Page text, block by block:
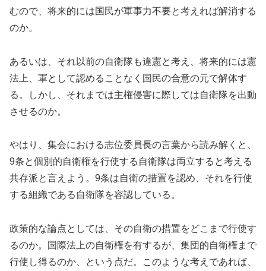
むので、将来的には国民が軍事力不要と考えれば解消する
のか。
あるいは、それ以前の自衛隊も違憲と考え、将来的には憲
法上、軍として認めることなく国民の合意の元で解体す
る。しかし、それまでは主権侵害に際しては自衛隊を出動
させるのか。
やはり、集会における志位委員長の言葉から読み解くと、
9条と個別的自衛権を行使する自衛隊は両立すると考える
共存派と言えよう。9条は自衛の措置を認め、それを行使
する組織である自衛隊を容認している。
政策的な論点としては、その自衛の措置をどこまで行使す
るのか。国際法上の自衛権を有するが、集団的自衛権まで
行使し得るのか、という点だ。このような考えであれば、